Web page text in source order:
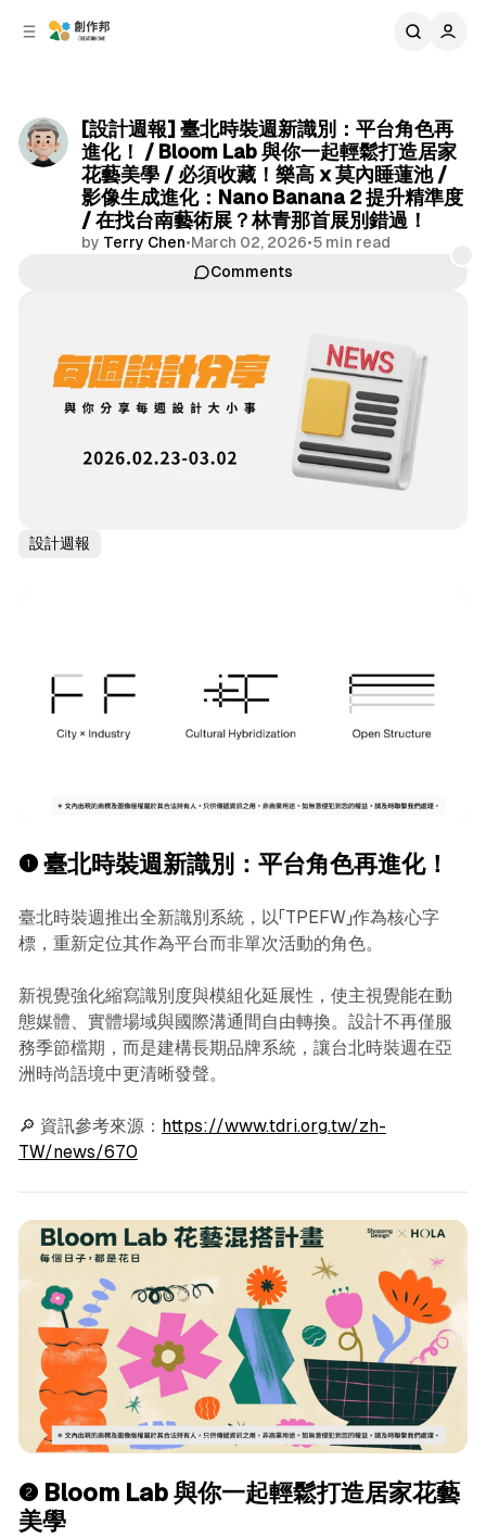
[設計週報] 臺北時裝週新識別：平台角色再
進化！ / Bloom Lab 與你一起輕鬆打造居家
花藝美學 / 必須收藏！樂高 x 莫內睡蓮池 /
影像生成進化：Nano Banana 2 提升精準度
/ 在找台南藝術展？林青那首展別錯過！
by Terry Chen•March 02, 2026•5 min read
Comments
設計週報
❶ 臺北時裝週新識別：平台角色再進化！
臺北時裝週推出全新識別系統，以「TPEFW」作為核心字
標，重新定位其作為平台而非單次活動的角色。
新視覺強化縮寫識別度與模組化延展性，使主視覺能在動
態媒體、實體場域與國際溝通間自由轉換。設計不再僅服
務季節檔期，而是建構長期品牌系統，讓台北時裝週在亞
洲時尚語境中更清晰發聲。
🔎 資訊參考來源： https://www.tdri.org.tw/zh-
TW/news/670
❷ Bloom Lab 與你一起輕鬆打造居家花藝
美學